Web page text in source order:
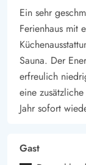
Ein sehr
Ferienhaus mit
Sauna. Der
erfreulich
eine
Jahr sofort
Gast